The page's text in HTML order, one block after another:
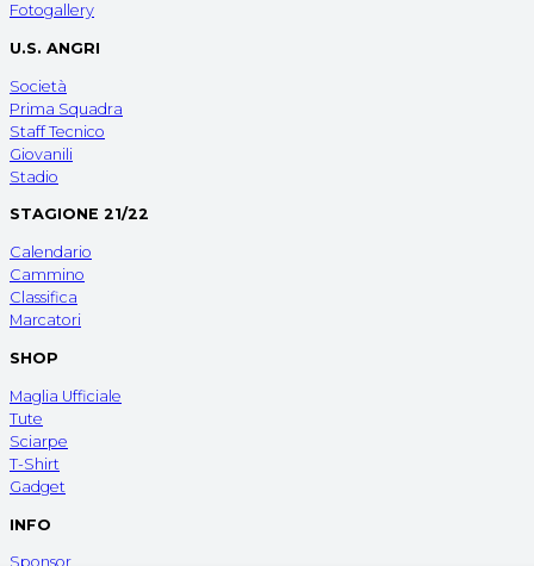
Fotogallery
U.S. ANGRI
Società
Prima Squadra
Staff Tecnico
Giovanili
Stadio
STAGIONE 21/22
Calendario
Cammino
Classifica
Marcatori
SHOP
Maglia Ufficiale
Tute
Sciarpe
T-Shirt
Gadget
INFO
Sponsor